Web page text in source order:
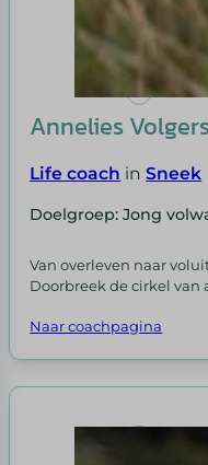
Annelies
Life coach inSneek
Doelgroep: Jong
Van overleven naar
Doorbreek de cirkel van
Naar coachpagina